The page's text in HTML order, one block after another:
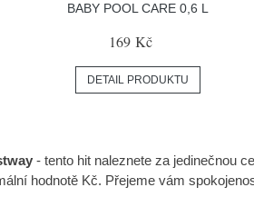
BABY POOL CARE 0,6 L
169 Kč
DETAIL PRODUKTU
- tento hit naleznete za jedinečnou
hodnotě Kč. Přejeme vám